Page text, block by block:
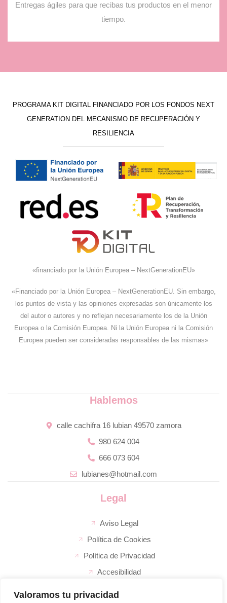
Valoramos tu privacidad
Entregas ágiles para que recibas tus productos en el menor
tiempo.
PROGRAMA KIT DIGITAL FINANCIADO POR LOS FONDOS NEXT
GENERATION DEL MECANISMO DE RECUPERACIÓN Y
RESILIENCIA
«financiado por la Unión Europea – NextGenerationEU»
«Financiado por la Unión Europea – NextGenerationEU. Sin embargo,
los puntos de vista y las opiniones expresadas son únicamente los
del autor o autores y no reflejan necesariamente los de la Unión
Europea o la Comisión Europea. Ni la Unión Europea ni la Comisión
Europea pueden ser consideradas responsables de las mismas»
Legal
Aviso Legal
Política de Cookies
Política de Privacidad
Accesibilidad
Hablemos
calle cachifra 16 lubian 49570 zamora
980 624 004
666 073 604
lubianes@hotmail.com